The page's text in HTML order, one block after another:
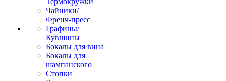
Термокружки
Чайники/
Френч-пресс
Графины/
Кувшины
Бокалы для вина
Бокалы для
шампанского
Стопки